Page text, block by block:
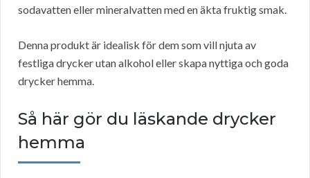
sodavatten eller mineralvatten med en äkta fruktig smak.
Denna produkt är idealisk för dem som vill njuta av
festliga drycker utan alkohol eller skapa nyttiga och goda
drycker hemma.
Så här gör du läskande drycker
hemma